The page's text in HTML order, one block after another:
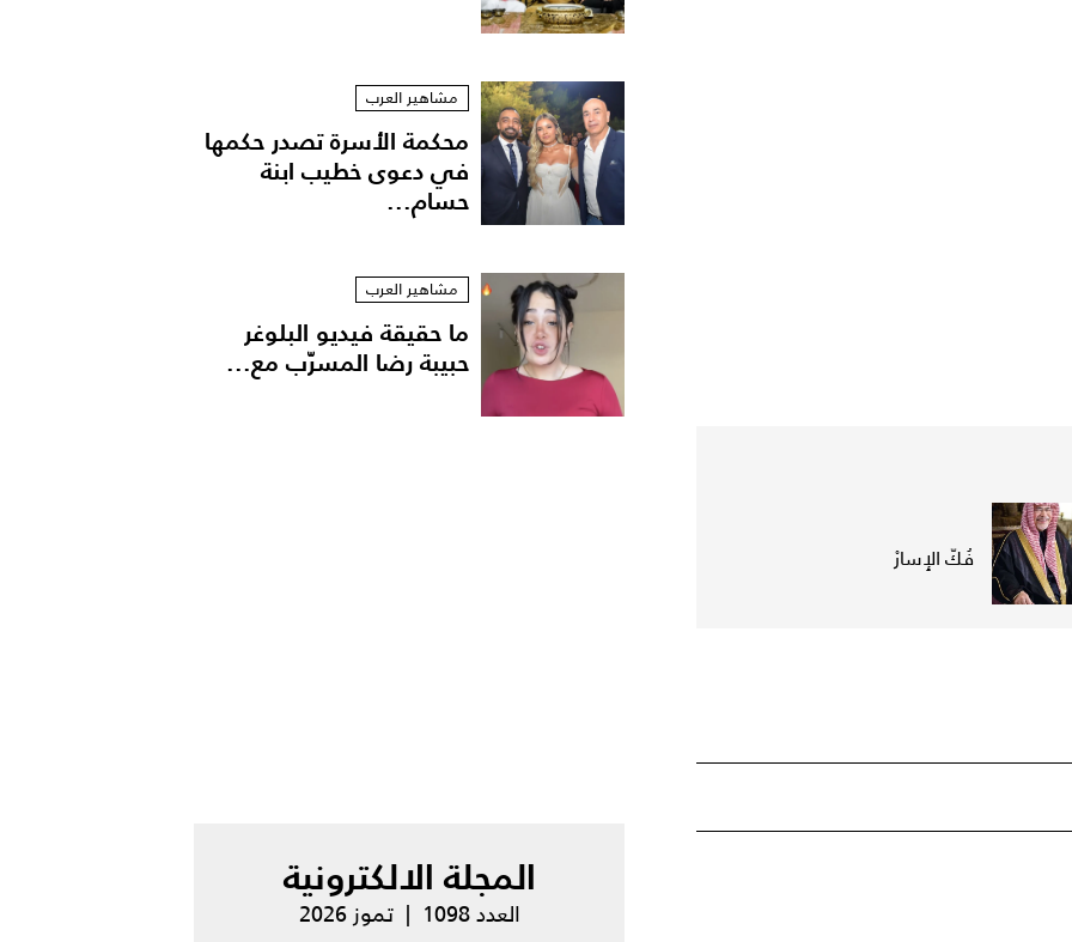
فُكّ الإِسارْ
مشاهير العرب
محكمة الأسرة تصدر حكمها
في دعوى خطيب ابنة
حسام...
مشاهير العرب
ما حقيقة فيديو البلوغر
حبيبة رضا المسرّب مع...
المجلة الالكترونية
العدد 1098 | تموز 2026